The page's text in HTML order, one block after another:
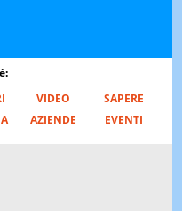
VIDEO
SAPERE
AZIENDE EVENTI